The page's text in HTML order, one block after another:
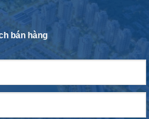
bán hàng